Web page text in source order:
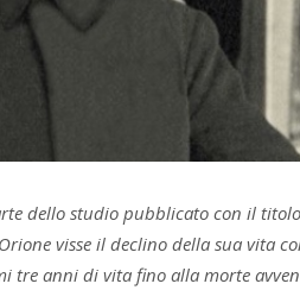
dello studio pubblicato con il
visse il declino della sua vita
tre anni di vita fino alla morte